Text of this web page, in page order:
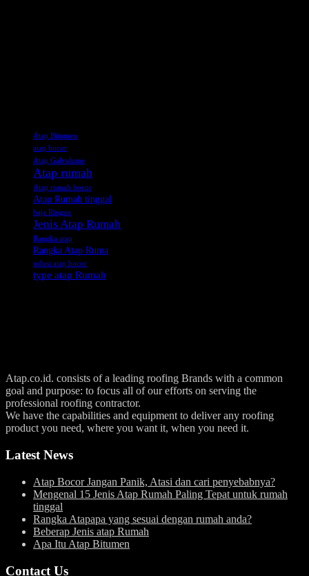
Atap Bitumen
atap bocor
Atap Galvalume
Atap rumah
Atap rumah bocor
Atap Rumah tinggal
baja Ringan
Jenis Atap Rumah
Rangka atap
Rangka Atap Ruma
solusi atap bocor
type atap Rumah
Atap.co.id. consists of a leading roofing Brands with a common
goal and purpose: to focus all of our efforts on serving the
professional roofing contractor.
We have the capabilities and equipment to deliver any roofing
product you need, where you want it, when you need it.
Latest News
Atap Bocor Jangan Panik, Atasi dan cari penyebabnya?
Mengenal 15 Jenis Atap Rumah Paling Tepat untuk rumah
tinggal
Rangka Atapapa yang sesuai dengan rumah anda?
Beberap Jenis atap Rumah
Apa Itu Atap Bitumen
Contact Us